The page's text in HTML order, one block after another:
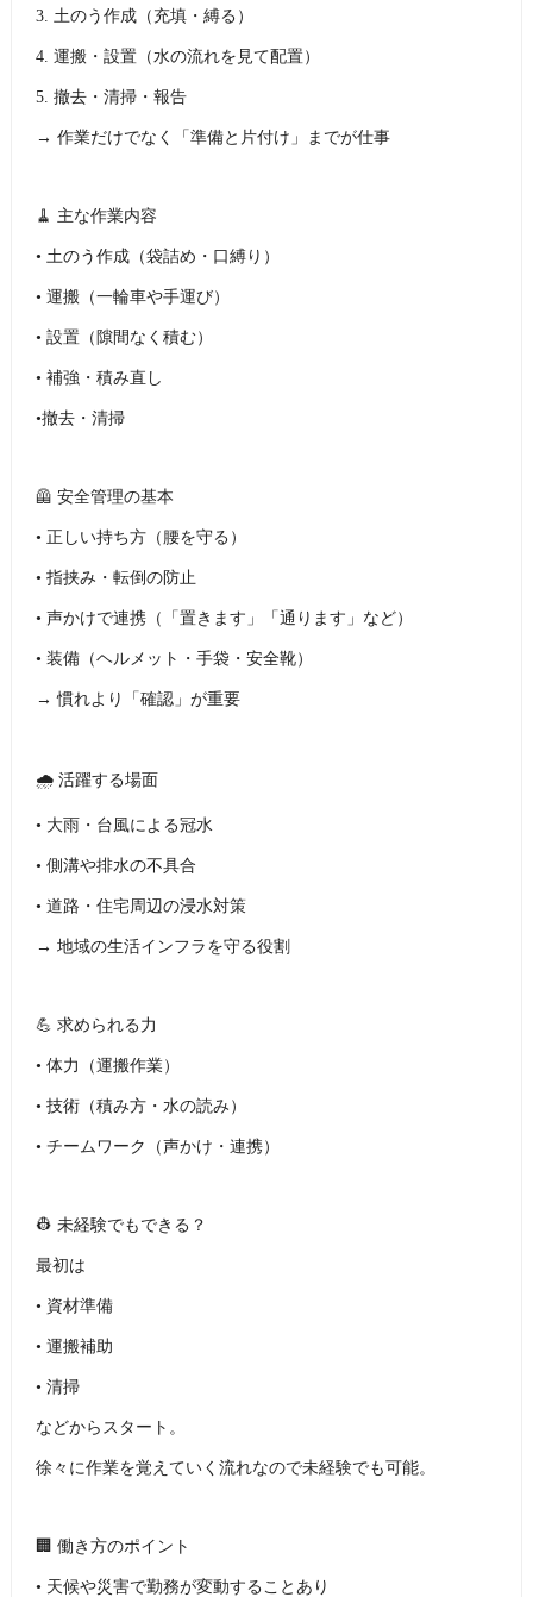
3. 土のう作成（充填・縛る）
4. 運搬・設置（水の流れを見て配置）
5. 撤去・清掃・報告
→ 作業だけでなく「準備と片付け」までが仕事
🧹 主な作業内容
• 土のう作成（袋詰め・口縛り）
• 運搬（一輪車や手運び）
• 設置（隙間なく積む）
• 補強・積み直し
•撤去・清掃
🦺 安全管理の基本
• 正しい持ち方（腰を守る）
• 指挟み・転倒の防止
• 声かけで連携（「置きます」「通ります」など）
• 装備（ヘルメット・手袋・安全靴）
→ 慣れより「確認」が重要
🌧 活躍する場面
• 大雨・台風による冠水
• 側溝や排水の不具合
• 道路・住宅周辺の浸水対策
→ 地域の生活インフラを守る役割
💪 求められる力
• 体力（運搬作業）
• 技術（積み方・水の読み）
• チームワーク（声かけ・連携）
👷 未経験でもできる？
最初は
• 資材準備
• 運搬補助
• 清掃
などからスタート。
徐々に作業を覚えていく流れなので未経験でも可能。
🏢 働き方のポイント
• 天候や災害で勤務が変動することあり